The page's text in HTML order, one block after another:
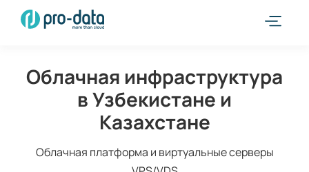
Облачная инфраструктура
в Узбекистане и
Казахстане
Облачная платформа и виртуальные серверы